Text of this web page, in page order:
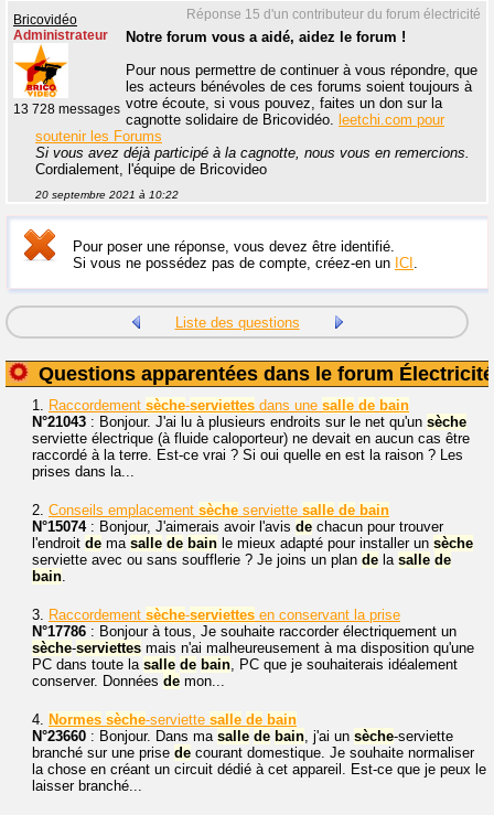
Réponse 15 d'un contributeur du forum électricité
Bricovidéo
Administrateur
13 728 messages
Notre forum vous a aidé, aidez le forum !
Pour nous permettre de continuer à vous répondre, que
les acteurs bénévoles de ces forums soient toujours à
votre écoute, si vous pouvez, faites un don sur la
cagnotte solidaire de Bricovidéo. leetchi.com pour
soutenir les Forums
Si vous avez déjà participé à la cagnotte, nous vous en remercions.
Cordialement, l'équipe de Bricovideo
20 septembre 2021 à 10:22
Pour poser une réponse, vous devez être identifié.
Si vous ne possédez pas de compte, créez-en un ICI .
Liste des questions
Questions apparentées dans le forum Électricité
1. Raccordement sèche-serviettes dans une salle de bain
N°21043 : Bonjour. J'ai lu à plusieurs endroits sur le net qu'un sèche
serviette électrique (à fluide caloporteur) ne devait en aucun cas être
raccordé à la terre. Est-ce vrai ? Si oui quelle en est la raison ? Les
prises dans la...
2. Conseils emplacement sèche serviette salle de bain
N°15074: Bonjour, J'aimerais avoir l'avis de chacun pour trouver
l'endroit de ma salle de bain le mieux adapté pour installer un sèche
serviette avec ou sans soufflerie ? Je joins un plan de la salle de
bain.
3. Raccordement sèche-serviettes en conservant la prise
N°17786 : Bonjour à tous, Je souhaite raccorder électriquement un
sèche-serviettes mais n'ai malheureusement à ma disposition qu'une
PC dans toute la salle de bain, PC que je souhaiterais idéalement
conserver. Données de mon...
4. Normes sèche-serviette salle de bain
N°23660 : Bonjour. Dans ma salle de bain, j'ai un sèche-serviette
branché sur une prise de courant domestique. Je souhaite normaliser
la chose en créant un circuit dédié à cet appareil. Est-ce que je peux le
laisser branché...